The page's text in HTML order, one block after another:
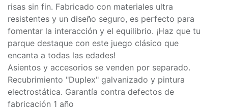
risas sin fin. Fabricado con materiales ultra
resistentes y un diseño seguro, es perfecto para
fomentar la interacción y el equilibrio. ¡Haz que tu
parque destaque con este juego clásico que
encanta a todas las edades!
Asientos y accesorios se venden por separado.
Recubrimiento "Duplex" galvanizado y pintura
electrostática. Garantía contra defectos de
fabricación 1 año